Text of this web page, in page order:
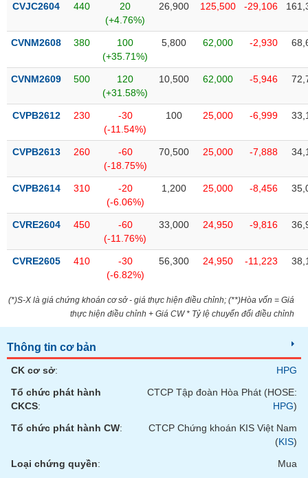
CVJC2604 440
20
(+4.76%)
26,900 125,500 -29,106
CVNM2608 380
100
(+35.71%)
5,800 62,000 -2,930
CVNM2609 500
120
(+31.58%)
10,500 62,000 -5,946
CVPB2612 230
-30
(-11.54%)
100 25,000 -6,999
CVPB2613 260
-60
(-18.75%)
70,500 25,000 -7,888
CVPB2614 310
-20
(-6.06%)
1,200 25,000 -8,456
CVRE2604 450
-60
(-11.76%)
33,000 24,950 -9,816
CVRE2605 410
-30
(-6.82%)
56,300 24,950 -11,223
(*)S-X là giá chứng khoán cơ sở - giá thực hiện điều chỉnh; (**)Hòa vốn = Giá
thực hiện điều chỉnh + Giá CW * Tỷ lệ chuyển đổi điều chỉnh
Thông tin cơ bản
CK cơ sở:
HPG
Tổ chức phát hành
CKCS:
CTCP Tập đoàn Hòa Phát (HOSE:
HPG)
Tổ chức phát hành CW:
CTCP Chứng khoán KIS Việt Nam
(KIS)
Loại chứng quyền: Mua